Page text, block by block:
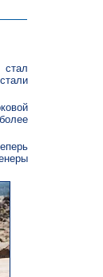
стал